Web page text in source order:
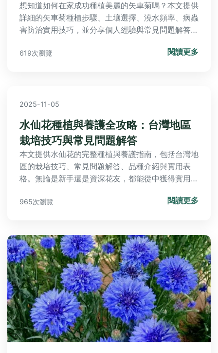
想知道如何在家成功種植美麗的矢車菊嗎？本文提供
詳細的矢車菊種植步驟、土壤選擇、澆水頻率、病蟲
害防治實用技巧，並分享個人經驗與常見問題解答，
619次瀏覽 閱讀更多
2025-11-05
水仙花種植與養護全攻略：台灣地區
栽培技巧與常見問題解答
本文提供水仙花的完整種植與養護指南，包括台灣地
區的栽培技巧、常見問題解答、品種介紹與實用表
格。無論是新手還是資深花友，都能從中獲得實用信
培育出美麗的水仙花。
965次瀏覽 閱讀更多